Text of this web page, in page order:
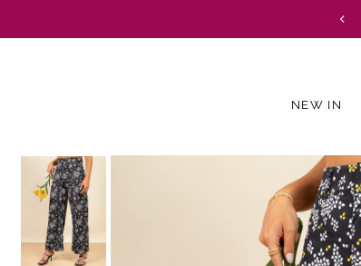
Translation missing: es.accessibility.skip_to_text
NEW IN